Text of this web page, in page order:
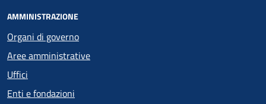
AMMINISTRAZIONE
Organi di governo
Aree amministrative
Uffici
Enti e fondazioni